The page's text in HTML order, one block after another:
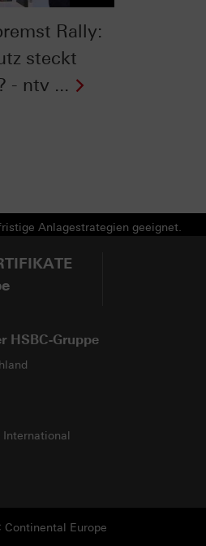
Rally:
steckt
- ntv ...
Anlagestrategien geeignet.
HSBC-Gruppe
Continental Europe